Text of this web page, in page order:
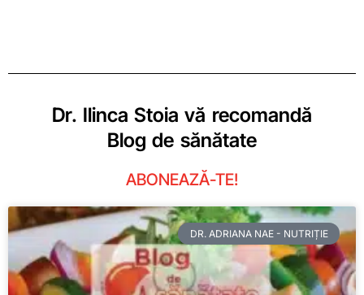
Dr. Ilinca Stoia vă recomandă
Blog de sănătate
ABONEAZĂ-TE!
DR. ADRIANA NAE - NUTRIȚIE